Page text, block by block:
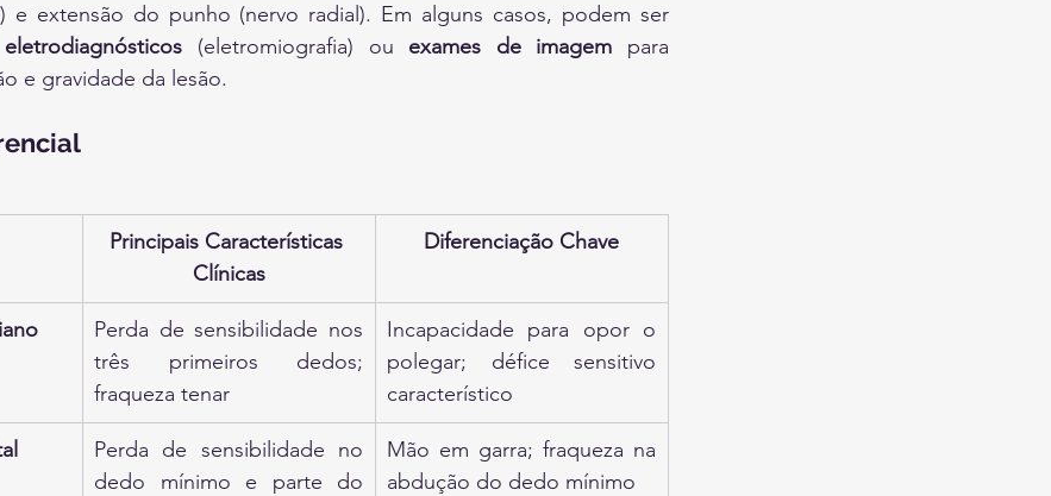
e extensão do punho (nervo radial). Em alguns casos, podem ser
(eletromiografia) ou exames de imagem para
e gravidade da lesão.
Principais Características
Clínicas
Diferenciação Chave
Perda de sensibilidade nos
três primeiros dedos;
fraqueza tenar
Incapacidade para opor o
polegar; défice sensitivo
característico
Perda de sensibilidade no
dedo mínimo e parte do
Mão em garra; fraqueza na
abdução do dedo mínimo